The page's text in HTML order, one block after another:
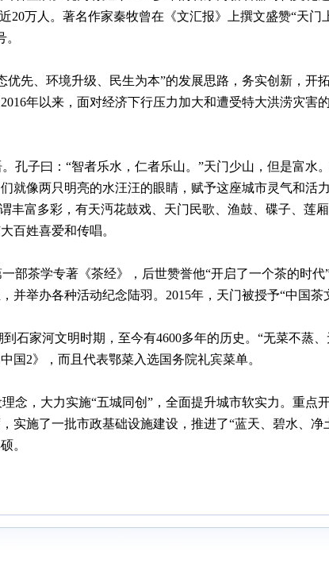
万人。著名作家秦牧曾在《文汇报》上撰文盛赞“天门
先、环境升级、民生为本”的发展思路，务实创新，开
年以来，面对经济下行压力加大和遭受特大洪涝灾害
子曰：“智者乐水，仁者乐山。”天门少山，但是富水
像两只明亮的水汪汪的眼睛，赋予这座城市灵气和活
丰富多彩，有天沔花鼓戏、天门民歌、渔鼓、碟子、莲
百姓喜爱和传唱。
茶学专著《茶经》，后世赞誉他“开启了一个茶的时代
举办各种活动纪念陆羽。2015年，天门被授予“中国茶
家河文明时期，至今有4600多年的历史。“无菜不蒸、
国2》，而且代表鄂菜入选国务院礼宾菜单。
，大力实施“五城同创”，全面提升城市软实力。重点
施了一批市政基础设施建设，推进了“蓝天、碧水、净
。